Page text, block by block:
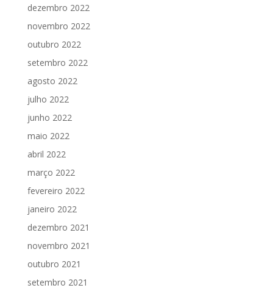
dezembro 2022
novembro 2022
outubro 2022
setembro 2022
agosto 2022
julho 2022
junho 2022
maio 2022
abril 2022
março 2022
fevereiro 2022
janeiro 2022
dezembro 2021
novembro 2021
outubro 2021
setembro 2021